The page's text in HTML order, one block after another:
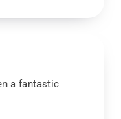
a fantastic